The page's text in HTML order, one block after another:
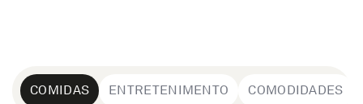
COMIDAS ENTRETENIMENTO COMODIDADES